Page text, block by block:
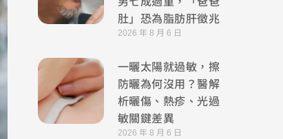
肚」恐為脂肪肝徵兆
2026 年 8 月 6 日
一曬太陽就過敏，擦
防曬為何沒用？醫解
析曬傷、熱疹、光過
敏關鍵差異
2026 年 8 月 6 日